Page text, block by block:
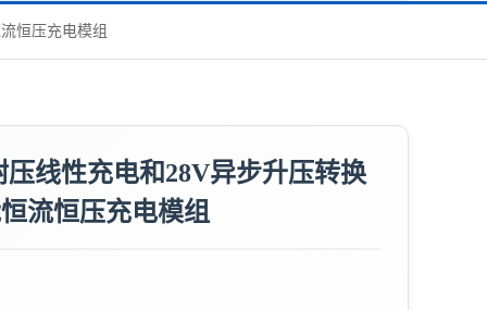
恒压充电模组
线性充电和28V异步升压转换
流恒压充电模组